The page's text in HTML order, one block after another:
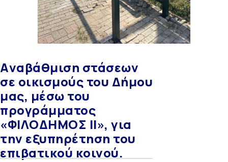
Aναβάθμιση στάσεων
σε οικισμούς του Δήμου
μας, μέσω του
προγράμματος
«ΦΙΛΟΔΗΜΟΣ ΙI», για
την εξυπηρέτηση του
επιβατικού κοινού.